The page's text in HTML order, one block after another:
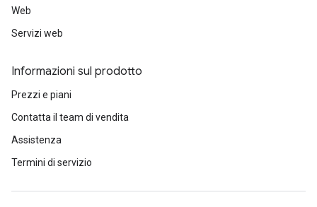
Web
Servizi web
Informazioni sul prodotto
Prezzi e piani
Contatta il team di vendita
Assistenza
Termini di servizio